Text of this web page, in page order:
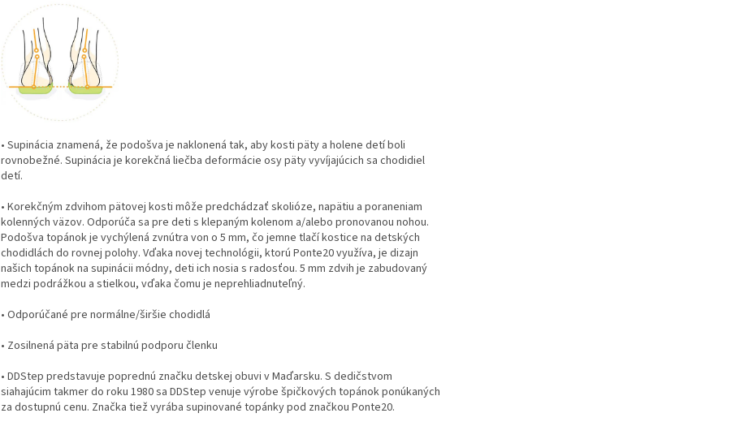
• Supinácia znamená, že podošva je naklonená tak, aby kosti päty a holene detí boli
rovnobežné. Supinácia je korekčná liečba deformácie osy päty vyvíjajúcich sa chodidiel
detí.
• Korekčným zdvihom pätovej kosti môže predchádzať skolióze, napätiu a poraneniam
kolenných väzov. Odporúča sa pre deti s klepaným kolenom a/alebo pronovanou nohou.
Podošva topánok je vychýlená zvnútra von o 5 mm, čo jemne tlačí kostice na detských
chodidlách do rovnej polohy. Vďaka novej technológii, ktorú Ponte20 využíva, je dizajn
našich topánok na supinácii módny, deti ich nosia s radosťou. 5 mm zdvih je zabudovaný
medzi podrážkou a stielkou, vďaka čomu je neprehliadnuteľný.
• Odporúčané pre normálne/širšie chodidlá
• Zosilnená päta pre stabilnú podporu členku
• DDStep predstavuje poprednú značku detskej obuvi v Maďarsku. S dedičstvom
siahajúcim takmer do roku 1980 sa DDStep venuje výrobe špičkových topánok ponúkaných
za dostupnú cenu. Značka tiež vyrába supinované topánky pod značkou Ponte20.